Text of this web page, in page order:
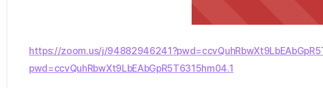
https://zoom.us/j/
pwd=ccvQuhRbwXt9LbEAbGpR5T6315hm04.1